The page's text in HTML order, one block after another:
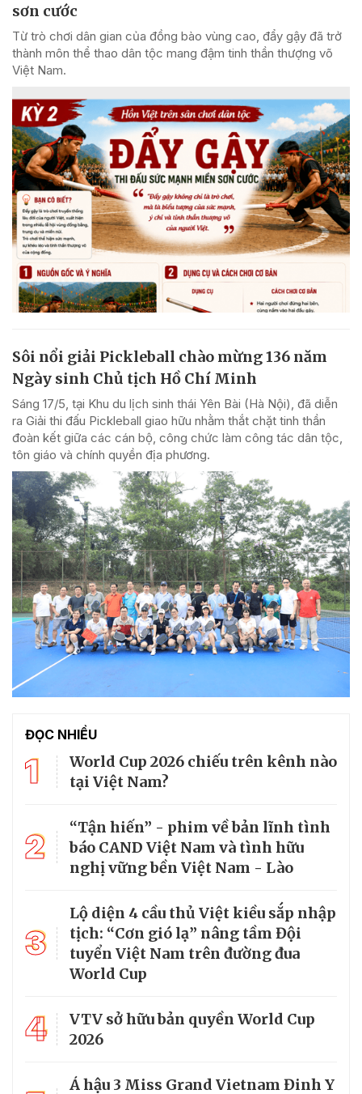
sơn cước
Từ trò chơi dân gian của đồng bào vùng cao, đẩy gậy đã trở
thành môn thể thao dân tộc mang đậm tinh thần thượng võ
Việt Nam.
Sôi nổi giải Pickleball chào mừng 136 năm
Ngày sinh Chủ tịch Hồ Chí Minh
Sáng 17/5, tại Khu du lịch sinh thái Yên Bài (Hà Nội), đã diễn
ra Giải thi đấu Pickleball giao hữu nhằm thắt chặt tinh thần
đoàn kết giữa các cán bộ, công chức làm công tác dân tộc,
tôn giáo và chính quyền địa phương.
ĐỌC NHIỀU
1
World Cup 2026 chiếu trên kênh nào
tại Việt Nam?
2
“Tận hiến” - phim về bản lĩnh tình
báo CAND Việt Nam và tình hữu
nghị vững bền Việt Nam - Lào
3
Lộ diện 4 cầu thủ Việt kiều sắp nhập
tịch: “Cơn gió lạ” nâng tầm Đội
tuyển Việt Nam trên đường đua
World Cup
4
VTV sở hữu bản quyền World Cup
2026
Á hậu 3 Miss Grand Vietnam Đinh Y